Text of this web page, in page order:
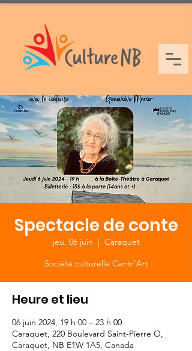
Spectacle de conte
jeu. 06 juin
  |
Caraquet
Société culturelle Centr'Art
Heure et lieu
06 juin 2024, 19 h 00 – 23 h 00
Caraquet, 220 Boulevard Saint-Pierre O,
Caraquet, NB E1W 1A5, Canada